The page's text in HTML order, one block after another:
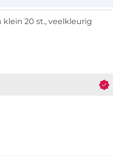
20 st., veelkleurig